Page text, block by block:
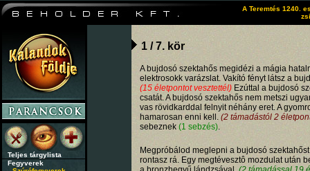
A Teremtés 1240.
Teljes tárgylista
Fegyverek
1 / 7. kör
A bujdosó szektahős megidézi a mágia
elektrosokk varázslat. Vakító fényt látsz a
(15 életpontot vesztettél) Ezúttal a bujdosó
csatát. A bujdosó szektahős nem metszi
vas rövidkarddal felnyit néhány eret. A
hamarosan enni kell. (2 támadástól 2
sebeznek (1 sebzés).
Megpróbálod meglepni a bujdosó
rontasz rá. Egy megtévesztô mozdulat után